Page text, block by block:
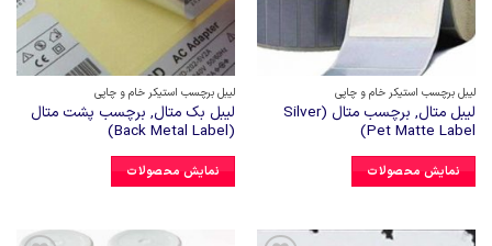
لیبل برچسب استیکر خام و چاپی
لیبل متال, برچسب متال (Silver
Pet Matte Label)
نمایش محصولات
لیبل برچسب استیکر خام و چاپی
لیبل بک متال, برچسب پشت متال
(Back Metal Label)
نمایش محصولات